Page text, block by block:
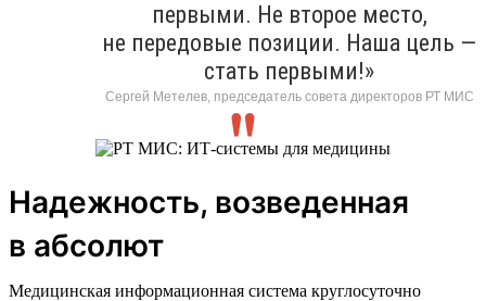
первыми. Не второе место,
не передовые позиции. Наша цель —
стать первыми!»
Сергей Метелев, председатель совета директоров РТ МИС
Надежность, возведенная
в абсолют
Медицинская информационная система круглосуточно